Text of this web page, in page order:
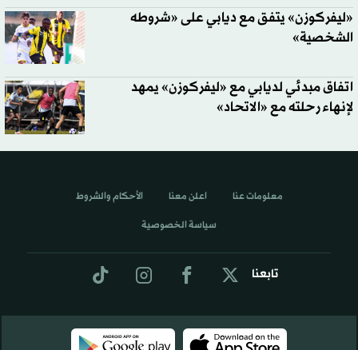
«ليفركوزن» يتفق مع ديابي على «شروطه
الشخصية»
اتفاق مبدئي لديابي مع «ليفركوزن» يمهد
لإنهاء رحلته مع «الاتحاد»
تابعنا
معلومات عنا اعلن معنا الأحكام والشروط
سياسة الخصوصية